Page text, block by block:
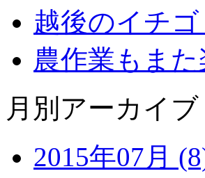
越後のイチ
農作業もま
月別アーカイブ
2015年07月